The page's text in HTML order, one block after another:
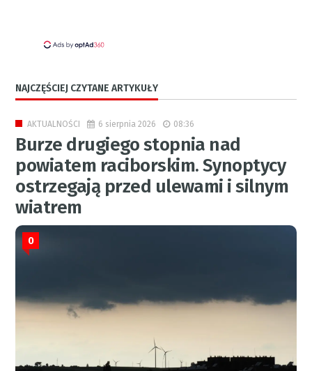
NAJCZĘŚCIEJ CZYTANE ARTYKUŁY
AKTUALNOŚCI 6 sierpnia 2026 08:36
Burze drugiego stopnia nad
powiatem raciborskim. Synoptycy
ostrzegają przed ulewami i silnym
wiatrem
0